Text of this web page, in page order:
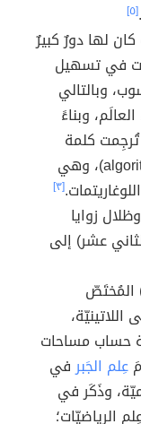
[٥]
لها دورٌ كبيرٌ
في تسهيل
وبالتالي
وبناءً
كلمة
الخوارزميّات إلى الإنجليزيّة، حيث سُمِّيَت ب (algorithm)، وهي
[٣]
زوايا
عشر) إلى
المُختَصّ
حساب مساحات
عِلم الجَبرفي
وذَكَر في
الرياضيّات؛